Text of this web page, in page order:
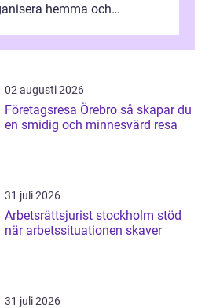
hemma och
02 augusti 2026
Företagsresa Örebro så skapar du
en smidig och minnesvärd resa
31 juli 2026
Arbetsrättsjurist stockholm stöd
när arbetssituationen skaver
31 juli 2026